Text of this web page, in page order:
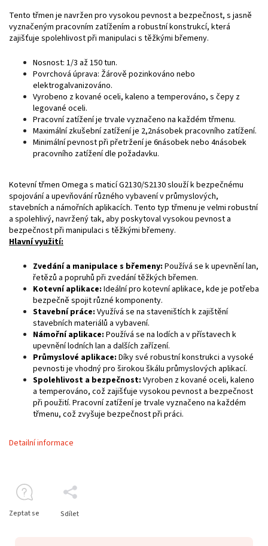
Tento třmen je navržen pro vysokou pevnost a bezpečnost, s jasně
vyznačeným pracovním zatížením a robustní konstrukcí, která
zajišťuje spolehlivost při manipulaci s těžkými břemeny.
Nosnost: 1/3 až 150 tun.
Povrchová úprava: Žárově pozinkováno nebo
elektrogalvanizováno.
Vyrobeno z kované oceli, kaleno a temperováno, s čepy z
legované oceli.
Pracovní zatížení je trvale vyznačeno na každém třmenu.
Maximální zkušební zatížení je 2,2násobek pracovního zatížení.
Minimální pevnost při přetržení je 6násobek nebo 4násobek
pracovního zatížení dle požadavku.
Kotevní třmen Omega s maticí G2130/S2130slouží k bezpečnému
spojování a upevňování různého vybavení v průmyslových,
stavebních a námořních aplikacích. Tento typ třmenu je velmi robustní
a spolehlivý, navržený tak, aby poskytoval vysokou pevnost a
bezpečnost při manipulaci s těžkými břemeny.
Hlavní využití:
Zvedání a manipulace s břemeny: Používá se k upevnění lan,
řetězů a popruhů při zvedání těžkých břemen.
Kotevní aplikace: Ideální pro kotevní aplikace, kde je potřeba
bezpečně spojit různé komponenty.
Stavební práce: Využívá se na staveništích k zajištění
stavebních materiálů a vybavení.
Námořní aplikace: Používá se na lodích a v přístavech k
upevnění lodních lan a dalších zařízení.
Průmyslové aplikace: Díky své robustní konstrukci a vysoké
pevnosti je vhodný pro širokou škálu průmyslových aplikací.
Spolehlivost a bezpečnost: Vyroben z kované oceli, kaleno
a temperováno, což zajišťuje vysokou pevnost a bezpečnost
při použití. Pracovní zatížení je trvale vyznačeno na každém
třmenu, což zvyšuje bezpečnost při práci.
Detailní informace
Zeptat se Sdílet